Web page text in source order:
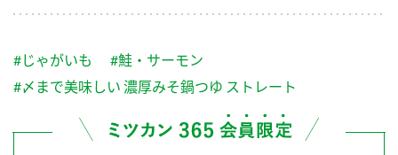
ふりかけ
炊き込みご飯の素 米飯用調味液
つゆ
納豆のサイト
三ツ判山吹
お客様相談センター
お客様の声をいかしました
#じゃがいも
#鮭・サーモン
#〆まで美味しい 濃厚みそ鍋つゆ ストレート